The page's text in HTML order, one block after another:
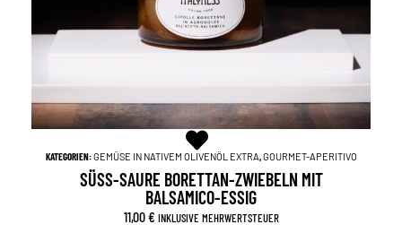
KATEGORIEN:GEMÜSE IN NATIVEM OLIVENÖL EXTRA,GOURMET-APERITIVO
SÜSS-SAURE BORETTAN-ZWIEBELN MIT
BALSAMICO-ESSIG
11,00€ INKLUSIVE MEHRWERTSTEUER